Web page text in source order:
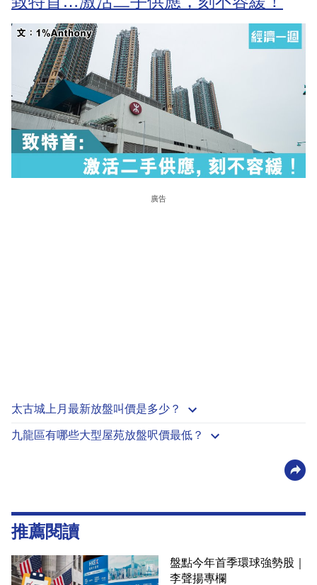
廣告
太古城上月最新放盤叫價是多少？
九龍區有哪些大型屋苑放盤呎價最低？
推薦閱讀
盤點今年首季環球強勢股｜
李聲揚專欄